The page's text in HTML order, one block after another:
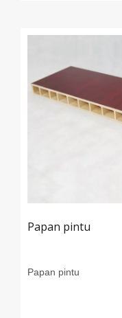
Papan pintu
Papan pintu